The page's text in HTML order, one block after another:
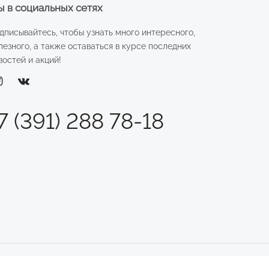
в социальных сетях
чтобы узнать много интересного,
а также оставаться в курсе последних
и акций!
(391) 288 78-18